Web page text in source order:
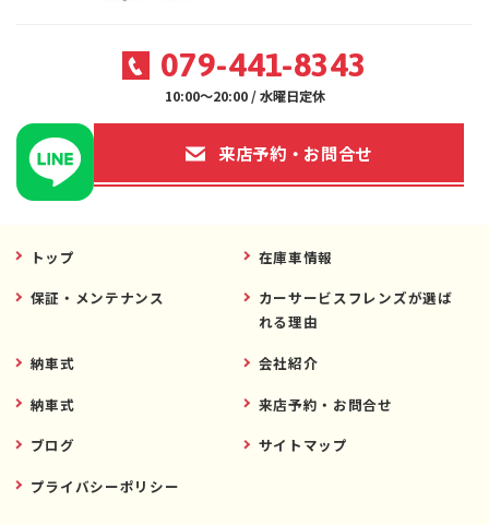
079-441-8343
10:00～20:00 / 水曜日定休
来店予約・お問合せ
トップ
在庫車情報
保証・メンテナンス
カーサービスフレンズが選ば
れる理由
納車式
会社紹介
納車式
来店予約・お問合せ
ブログ
サイトマップ
プライバシーポリシー